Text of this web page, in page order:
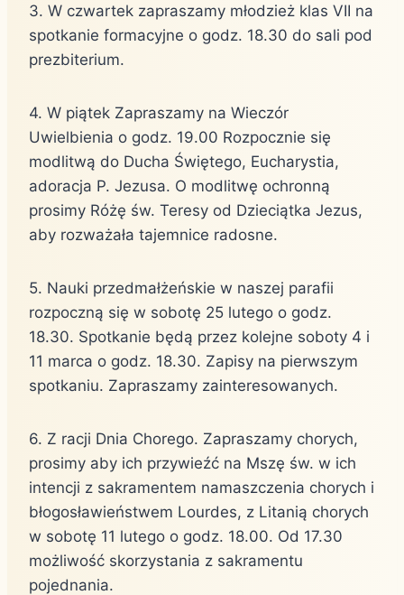
3. W czwartek zapraszamy młodzież klas VII na
spotkanie formacyjne o godz. 18.30 do sali pod
prezbiterium.
4. W piątek Zapraszamy na Wieczór
Uwielbienia o godz. 19.00 Rozpocznie się
modlitwą do Ducha Świętego, Eucharystia,
adoracja P. Jezusa. O modlitwę ochronną
prosimy Różę św. Teresy od Dzieciątka Jezus,
aby rozważała tajemnice radosne.
5. Nauki przedmałżeńskie w naszej parafii
rozpoczną się w sobotę 25 lutego o godz.
18.30. Spotkanie będą przez kolejne soboty 4 i
11 marca o godz. 18.30. Zapisy na pierwszym
spotkaniu. Zapraszamy zainteresowanych.
6. Z racji Dnia Chorego. Zapraszamy chorych,
prosimy aby ich przywieźć na Mszę św. w ich
intencji z sakramentem namaszczenia chorych i
błogosławieństwem Lourdes, z Litanią chorych
w sobotę 11 lutego o godz. 18.00. Od 17.30
możliwość skorzystania z sakramentu
pojednania.